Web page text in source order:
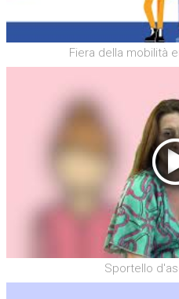
Fiera della mobilità
Sportello